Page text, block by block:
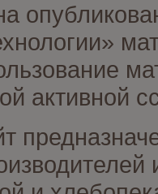
активной